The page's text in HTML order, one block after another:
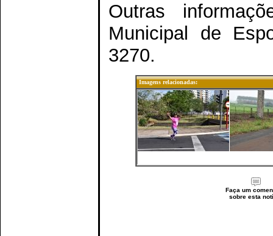
Outras
Municipal de
3270.
Imagens relacionadas:
Faça um
sobre esta